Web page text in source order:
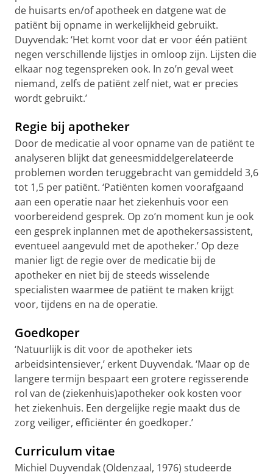
de huisarts en/of apotheek en datgene wat de
patiënt bij opname in werkelijkheid gebruikt.
Duyvendak: ‘Het komt voor dat er voor één patiënt
negen verschillende lijstjes in omloop zijn. Lijsten die
elkaar nog tegenspreken ook. In zo’n geval weet
niemand, zelfs de patiënt zelf niet, wat er precies
wordt gebruikt.’
Regie bij apotheker
Door de medicatie al voor opname van de patiënt te
analyseren blijkt dat geneesmiddelgerelateerde
problemen worden teruggebracht van gemiddeld 3,6
tot 1,5 per patiënt. ‘Patiënten komen voorafgaand
aan een operatie naar het ziekenhuis voor een
voorbereidend gesprek. Op zo’n moment kun je ook
een gesprek inplannen met de apothekersassistent,
eventueel aangevuld met de apotheker.’ Op deze
manier ligt de regie over de medicatie bij de
apotheker en niet bij de steeds wisselende
specialisten waarmee de patiënt te maken krijgt
voor, tijdens en na de operatie.
Goedkoper
‘Natuurlijk is dit voor de apotheker iets
arbeidsintensiever,’ erkent Duyvendak. ‘Maar op de
langere termijn bespaart een grotere regisserende
rol van de (ziekenhuis)apotheker ook kosten voor
het ziekenhuis. Een dergelijke regie maakt dus de
zorg veiliger, efficiënter én goedkoper.’
Curriculum vitae
Michiel Duyvendak (Oldenzaal, 1976) studeerde